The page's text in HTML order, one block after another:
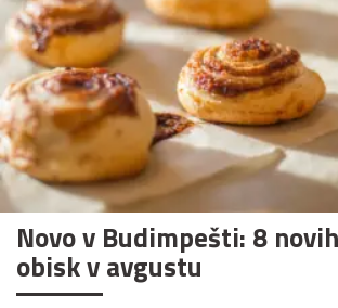
Novo v Budimpešti: 8
obisk v avgustu